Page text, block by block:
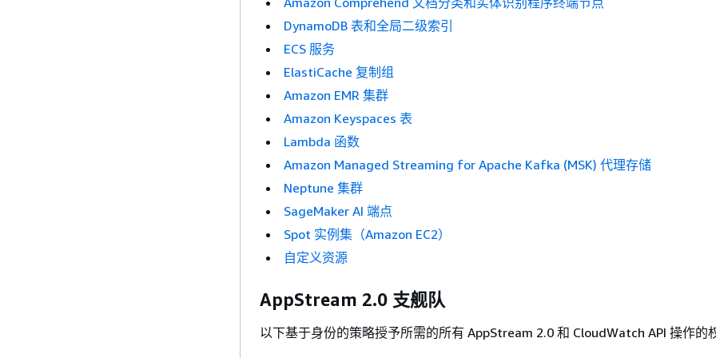
DynamoDB 表和全局二级索引
ECS 服务
ElastiCache 复制组
Amazon EMR 集群
Amazon Keyspaces 表
Lambda 函数
Amazon Managed Streaming for Apache Kafka (MSK) 代理存储
Neptune 集群
SageMaker AI 端点
Spot 实例集（Amazon EC2）
自定义资源
AppStream 2.0 支舰队
以下基于身份的策略授予所需的所有 AppStream 2.0 和 CloudWatch API 操作的